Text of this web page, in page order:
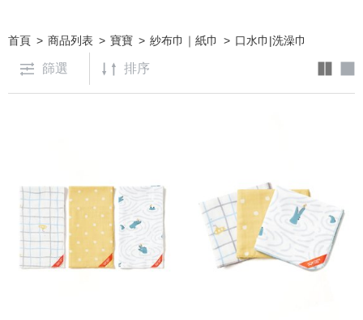
首頁 商品列表 寶寶 紗布巾｜紙巾 口水巾|洗澡巾
篩選